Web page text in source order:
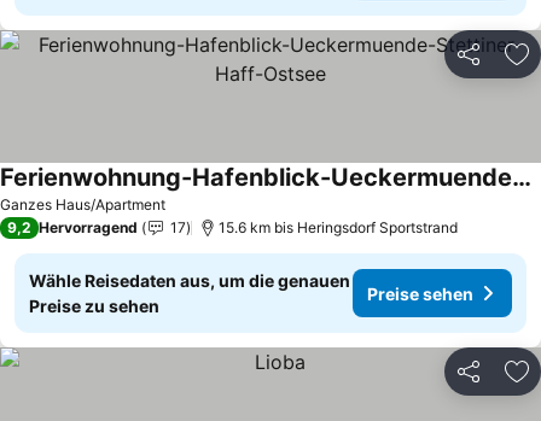
Teilen
Ganzes Haus/Apartment
Ferienwohnung-Hafenblick-Ueckermuende-Stettiner-Haff-Ostsee
Preise sehen
9,2 Hervorragend 17 15.6 km bis Heringsdorf Sportstrand
Wähle Reisedaten aus, um die genauen
Preise zu sehen
Preise sehen
Teilen